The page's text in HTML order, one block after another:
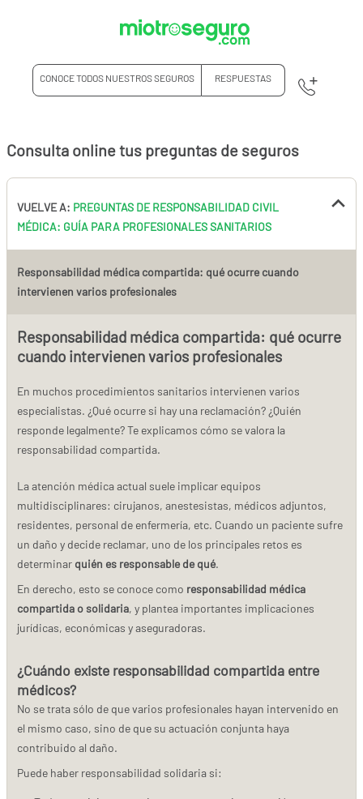
CONOCE TODOS NUESTROS SEGUROS RESPUESTAS
Consulta online tus preguntas de seguros
VUELVE A: PREGUNTAS DE RESPONSABILIDAD CIVIL
MÉDICA: GUÍA PARA PROFESIONALES SANITARIOS
Responsabilidad médica compartida: qué ocurre cuando
intervienen varios profesionales
Responsabilidad médica compartida: qué ocurre
cuando intervienen varios profesionales
En muchos procedimientos sanitarios intervienen varios
especialistas. ¿Qué ocurre si hay una reclamación? ¿Quién
responde legalmente? Te explicamos cómo se valora la
responsabilidad compartida.
La atención médica actual suele implicar equipos
multidisciplinares: cirujanos, anestesistas, médicos adjuntos,
residentes, personal de enfermería, etc. Cuando un paciente sufre
un daño y decide reclamar, uno de los principales retos es
determinar quién es responsable de qué.
En derecho, esto se conoce como responsabilidad médica
compartida o solidaria, y plantea importantes implicaciones
jurídicas, económicas y aseguradoras.
¿Cuándo existe responsabilidad compartida entre
médicos?
No se trata sólo de que varios profesionales hayan intervenido en
el mismo caso, sino de que su actuación conjunta haya
contribuido al daño.
Puede haber responsabilidad solidaria si: